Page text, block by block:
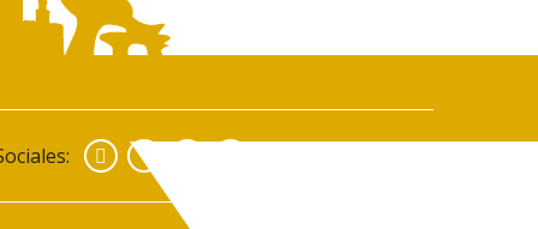
Facebook